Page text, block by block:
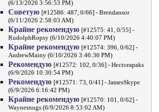
(6/13/2026 3:56:53 PM)
Советую [#12586: 487, 0/66] - Brendansor
(6/11/2026 2:58:03 AM)
Крайне рекомендую [#12575: 41, 0/55] -
RudolphRopsy (6/10/2026 4:40:07 PM)
Крайне рекомендую [#12574: 396, 0/62] -
AndrewMainy (6/10/2026 3:46:36 PM)
Рекомендую [#12572: 102, 0/36] - Hectorapaks
(6/9/2026 10:30:54 PM)
Рекомендую [#12571: 73, 0/41] - JamesSkype
(6/9/2026 6:16:42 PM)
Крайне рекомендую [#12570: 101, 0/62] -
Waynesnugs (6/9/2026 8:53:02 AM)